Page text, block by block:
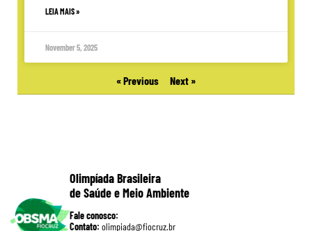
LEIA MAIS »
November 5, 2025
« Previous Next »
Olimpíada Brasileira
de Saúde e Meio Ambiente
Fale conosco:
Contato: olimpiada@fiocruz.br